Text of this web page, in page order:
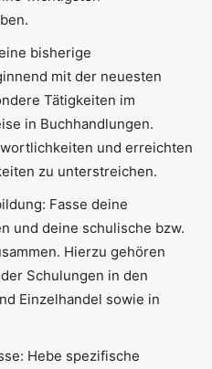
bisherige
mit der neuesten
Tätigkeiten im
in Buchhandlungen.
und erreichten
zu unterstreichen.
Fasse deine
und deine schulische bzw.
Hierzu gehören
Schulungen in den
Einzelhandel sowie in
Hebe spezifische